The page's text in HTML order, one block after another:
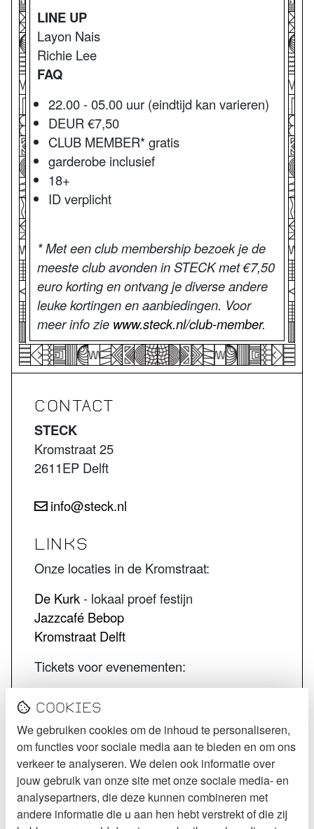
LINE UP
Layon Nais
Richie Lee
FAQ
22.00 - 05.00 uur (eindtijd kan varieren)
DEUR €7,50
CLUB MEMBER* gratis
garderobe inclusief
18+
ID verplicht
* Met een club membership bezoek je de
meeste club avonden in STECK met €7,50
euro korting en ontvang je diverse andere
leuke kortingen en aanbiedingen. Voor
meer info zie www.steck.nl/club-member.
CONTACT
STECK
Kromstraat 25
2611EP Delft
info@steck.nl
LINKS
Onze locaties in de Kromstraat:
De Kurk- lokaal proef festijn
Jazzcafé Bebop
Kromstraat Delft
Tickets voor evenementen:
De Kurk tickets
Jazzcafé Bebop tickets
VOLG STECK
Instagram
Facebook
Cookies
We gebruiken cookies om de inhoud te personaliseren,
om functies voor sociale media aan te bieden en om ons
verkeer te analyseren. We delen ook informatie over
jouw gebruik van onze site met onze sociale media- en
analysepartners, die deze kunnen combineren met
andere informatie die u aan hen hebt verstrekt of die zij